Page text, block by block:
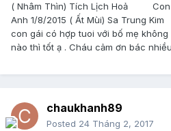
( Nhâm Thìn) Tích Lịch Hoả Con
Anh 1/8/2015 ( Ất Mùi) Sa
con gái có hợp tuoi với bố mẹ
nào thì tốt ạ . Cháu cảm ơn bác nhiều
chaukhanh89
Posted 24 Tháng 2, 2017